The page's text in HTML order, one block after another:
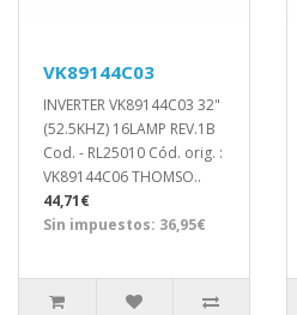
VK89144C03
INVERTER VK89144C03 32"
(52.5KHZ) 16LAMP REV.1B
Cod. - RL25010 Cód. orig. :
VK89144C06 THOMSO..
44,71€
Sin impuestos: 36,95€